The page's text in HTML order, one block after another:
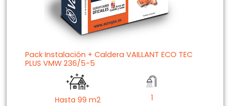
Pack Instalación + Caldera VAILLANT ECO TEC
PLUS VMW 236/5-5
Hasta 99 m2 1